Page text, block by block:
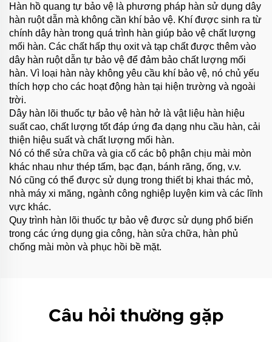
Hàn hồ quang tự bảo vệ là phương pháp hàn sử dụng dây
hàn ruột dẫn mà không cần khí bảo vệ. Khí được sinh ra từ
chính dây hàn trong quá trình hàn giúp bảo vệ chất lượng
mối hàn. Các chất hấp thụ oxit và tạp chất được thêm vào
dây hàn ruột dẫn tự bảo vệ để đảm bảo chất lượng mối
hàn. Vì loại hàn này không yêu cầu khí bảo vệ, nó chủ yếu
thích hợp cho các hoạt động hàn tại hiện trường và ngoài
trời.
Dây hàn lõi thuốc tự bảo vệ hàn hở là vật liệu hàn hiệu
suất cao, chất lượng tốt đáp ứng đa dạng nhu cầu hàn, cải
thiện hiệu suất và chất lượng mối hàn.
Nó có thể sửa chữa và gia cố các bộ phận chịu mài mòn
khác nhau như thép tấm, bạc đạn, bánh răng, ống, v.v.
Nó cũng có thể được sử dụng trong thiết bị khai thác mỏ,
nhà máy xi măng, ngành công nghiệp luyện kim và các lĩnh
vực khác.
Quy trình hàn lõi thuốc tự bảo vệ được sử dụng phổ biến
trong các ứng dụng gia công, hàn sửa chữa, hàn phủ
chống mài mòn và phục hồi bề mặt.
Câu hỏi thường gặp